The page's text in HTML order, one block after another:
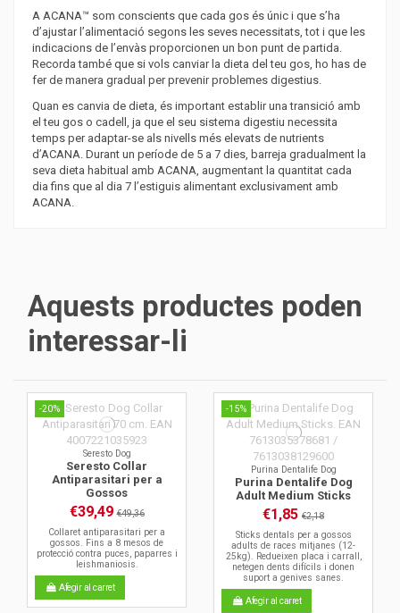
A ACANA™ som conscients que cada gos és únic i que s’ha
d’ajustar l’alimentació segons les seves necessitats, tot i que les
indicacions de l’envàs proporcionen un bon punt de partida.
Recorda també que si vols canviar la dieta del teu gos, ho has de
fer de manera gradual per prevenir problemes digestius.
Quan es canvia de dieta, és important establir una transició amb
el teu gos o cadell, ja que el seu sistema digestiu necessita
temps per adaptar-se als nivells més elevats de nutrients
d’ACANA. Durant un període de 5 a 7 dies, barreja gradualment la
seva dieta habitual amb ACANA, augmentant la quantitat cada
dia fins que al dia 7 l’estiguis alimentant exclusivament amb
ACANA.
Aquests productes poden
interessar-li
-20%
Seresto Dog
Seresto Collar
Antiparasitari per a
Gossos
€39,49€49,36
Collaret antiparasitari per a
gossos. Fins a 8 mesos de
protecció contra puces, paparres i
leishmaniosis.
Afegir al carret
-15%
Purina Dentalife Dog
Purina Dentalife Dog
Adult Medium Sticks
€1,85 €2,18
Sticks dentals per a gossos
adults de races mitjanes (12-
25kg). Redueixen placa i carrall,
netegen dents difícils i donen
suport a genives sanes.
Afegir al carret